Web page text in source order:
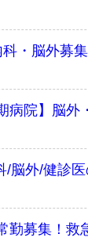
・脳外募集
病院】脳外
脳外/健診
勤募集！救